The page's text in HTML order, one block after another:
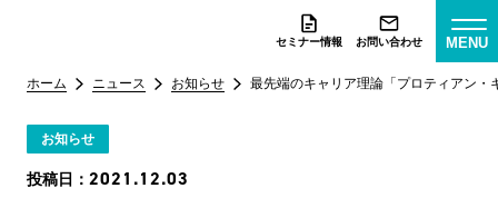
セミナー情報 お問い合わせ MENU
ホーム ニュース お知らせ 最先端のキャリア理論「プロティアン
お知らせ
投稿日： 2021.12.03